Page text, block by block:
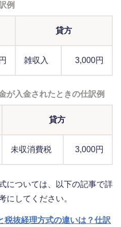
例
貸方
雑収入 3,000円
が入金されたときの仕訳例
貸方
未収消費税 3,000円
については、以下の記事で詳
にしてください。
税抜経理方式の違いは？仕訳